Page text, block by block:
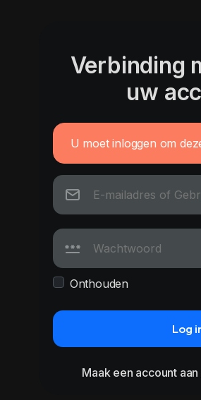
Verbinding
uw
U moet inloggen om
Onthouden
Log
Maak een account aan